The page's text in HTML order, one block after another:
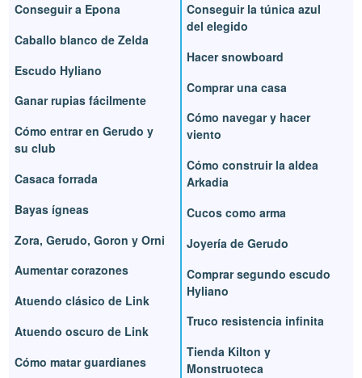
Conseguir a Epona
Caballo blanco de Zelda
Escudo Hyliano
Ganar rupias fácilmente
Cómo entrar en Gerudo y
su club
Casaca forrada
Bayas ígneas
Zora, Gerudo, Goron y Orni
Aumentar corazones
Atuendo clásico de Link
Atuendo oscuro de Link
Cómo matar guardianes
Conseguir la túnica azul
del elegido
Hacer snowboard
Comprar una casa
Cómo navegar y hacer
viento
Cómo construir la aldea
Arkadia
Cucos como arma
Joyería de Gerudo
Comprar segundo escudo
Hyliano
Truco resistencia infinita
Tienda Kilton y
Monstruoteca